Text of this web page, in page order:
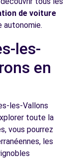
-
-
8.8
de voiture
les-
en
les-Vallons
toute la
vous pourrez
les